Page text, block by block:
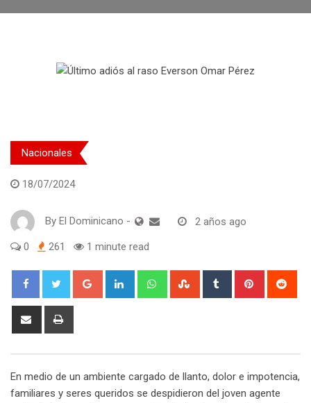
Nacionales
18/07/2024
By El Dominicano - 2 años ago
0 261 1 minute read
Google+ LinkedIn WhatsappStumbleUpon
Tumblr Pinterest
Share
En medio de un ambiente cargado de llanto, dolor e impotencia,
familiares y seres queridos se despidieron del joven agente